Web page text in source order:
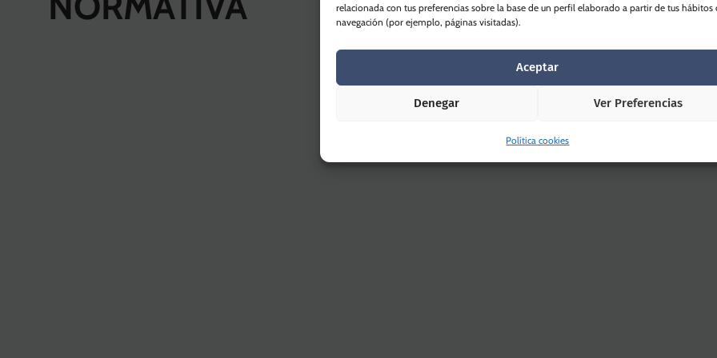
relacionada con tus preferencias sobre la base de un perfil elaborado a partir de tus hábitos
navegación (por ejemplo, páginas visitadas).
Aceptar
Denegar Ver Preferencias
Política cookies